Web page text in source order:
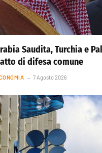
Saudita, Turchia e
di difesa comune
7 Agosto 2026